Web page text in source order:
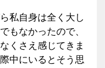
私自身は全く大し
もなかったので、
くさえ感じてきま
中にいるとそう思